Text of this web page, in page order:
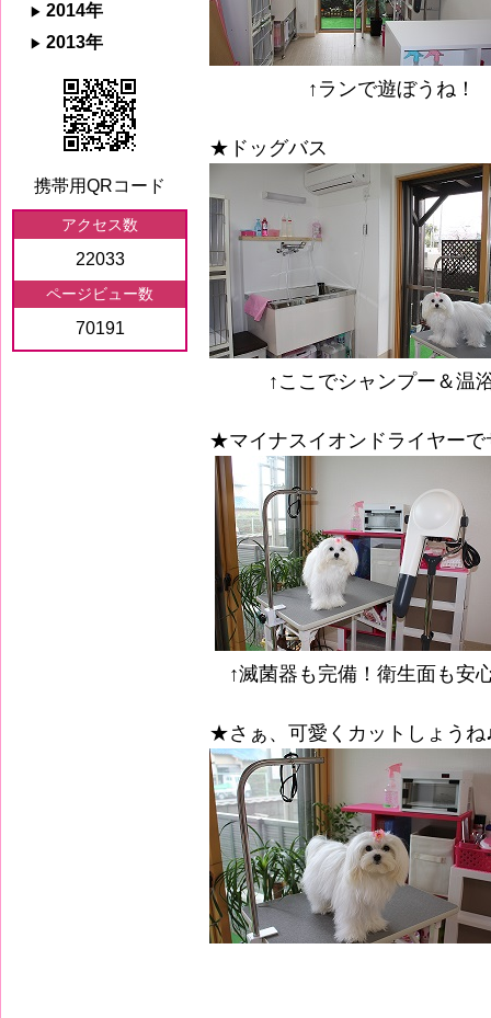
↑ランで遊ぼうね！
★ドッグバス
↑ここでシャンプー＆温浴
★マイナスイオンドライヤーで
↑滅菌器も完備！衛生面も安
★さぁ、可愛くカットしょうね
2014年
2013年
携帯用QRコード
アクセス数
22033
ページビュー数
70191